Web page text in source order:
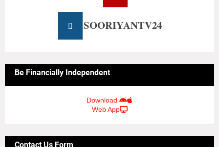
SOORIYANTV24
Be Financially Independent
Download
Web App
Contact Us Form